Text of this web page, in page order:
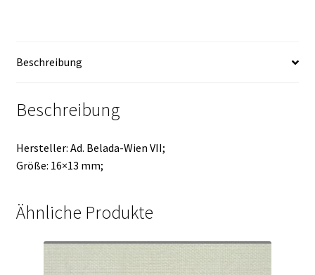
Beschreibung
Beschreibung
Hersteller: Ad. Belada-Wien VII;
Größe: 16×13 mm;
Ähnliche Produkte